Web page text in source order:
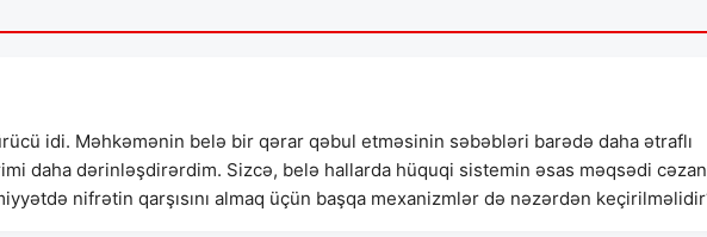
idi. Məhkəmənin belə bir qərar qəbul etməsinin səbəbləri barədə daha ətraflı
daha dərinləşdirərdim. Sizcə, belə hallarda hüquqi sistemin əsas məqsədi
nifrətin qarşısını almaq üçün başqa mexanizmlər də nəzərdən